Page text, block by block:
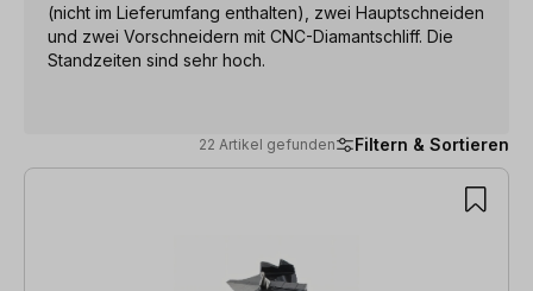
(nicht im Lieferumfang enthalten), zwei Hauptschneiden
und zwei Vorschneidern mit CNC-Diamantschliff. Die
Standzeiten sind sehr hoch.
22 Artikel gefunden Filtern & Sortieren
22 Artikel gefunden